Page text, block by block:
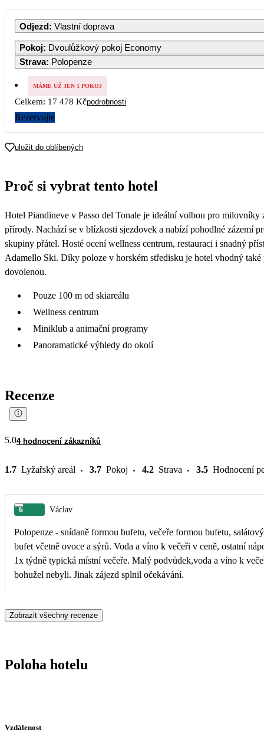
PO ÚT ST ČT PÁ SO NE
1 2 3 4 5 6
7 8 9 10 11 12 13
14
21 22 23 24 25 26 27
Odjezd: Vlastní doprava
Pokoj: Dvoulůžkový pokoj Economy
Strava: Polopenze
MÁME UŽ JEN 1 POKOJ
Celkem: 17 478 Kčpodrobnosti
Rezervujte
uložit do oblíbených
Proč si vybrat tento hotel
Hotel Piandineve v Passo del Tonale je ideální volbou pro milovníky
přírody. Nachází se v blízkosti sjezdovek a nabízí pohodlné zázemí
skupiny přátel. Hosté ocení wellness centrum, restauraci i snadný
Adamello Ski. Díky poloze v horském středisku je hotel vhodný
dovolenou.
Pouze 100 m od skiareálu
Wellness centrum
Miniklub a animační programy
Panoramatické výhledy do okolí
Recenze
5.04 hodnocení zákazníků
1.7 Lyžařský areál 3.7 Pokoj 4.2 Strava 3.5 Hodnocení
6 Václav
Polopenze - snídaně formou bufetu, večeře formou bufetu,
bufet včetně ovoce a sýrů. Voda a víno k večeři v ceně, ostatní
1x týdně typická místní večeře. Malý podvůdek,voda a víno k večeři v ceně
bohužel nebyli. Jinak zájezd splnil očekávání.
Zobrazit všechny recenze
Poloha hotelu
Vzdálenost